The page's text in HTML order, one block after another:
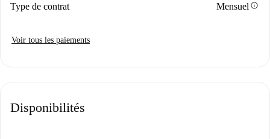
Type de contrat Mensuel info
Voir tous les paiements
Disponibilités